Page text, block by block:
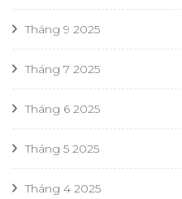
Tháng 9 2025
Tháng 7 2025
Tháng 6 2025
Tháng 5 2025
Tháng 4 2025